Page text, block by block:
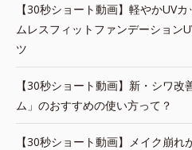
【30秒ショート動画】軽やかUV
ムレスフィットファンデーション
ツ
【30秒ショート動画】新・シワ
ム」のおすすめの使い方って？
【30秒ショート動画】メイク崩